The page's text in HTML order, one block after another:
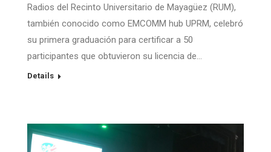
Radios del Recinto Universitario de Mayagüez (RUM),
también conocido como EMCOMM hub UPRM, celebró
su primera graduación para certificar a 50
participantes que obtuvieron su licencia de…
Details